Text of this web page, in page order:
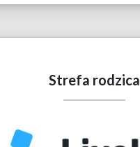
Strefa rodzica